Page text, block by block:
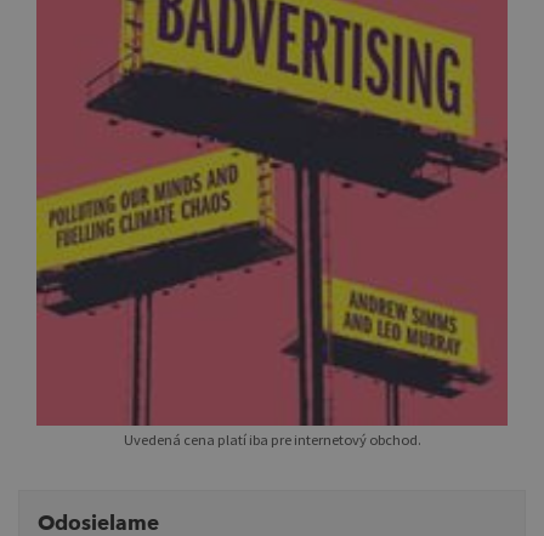
Uvedená cena platí iba pre internetový obchod.
Odosielame